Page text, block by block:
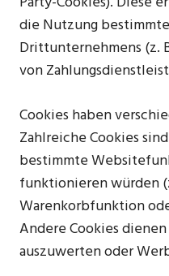
die Nutzung
Drittunternehmens (z.
von
Cookies haben
Zahlreiche Cookies
bestimmte
funktionieren würden
Warenkorbfunktion
Andere Cookies
auszuwerten oder